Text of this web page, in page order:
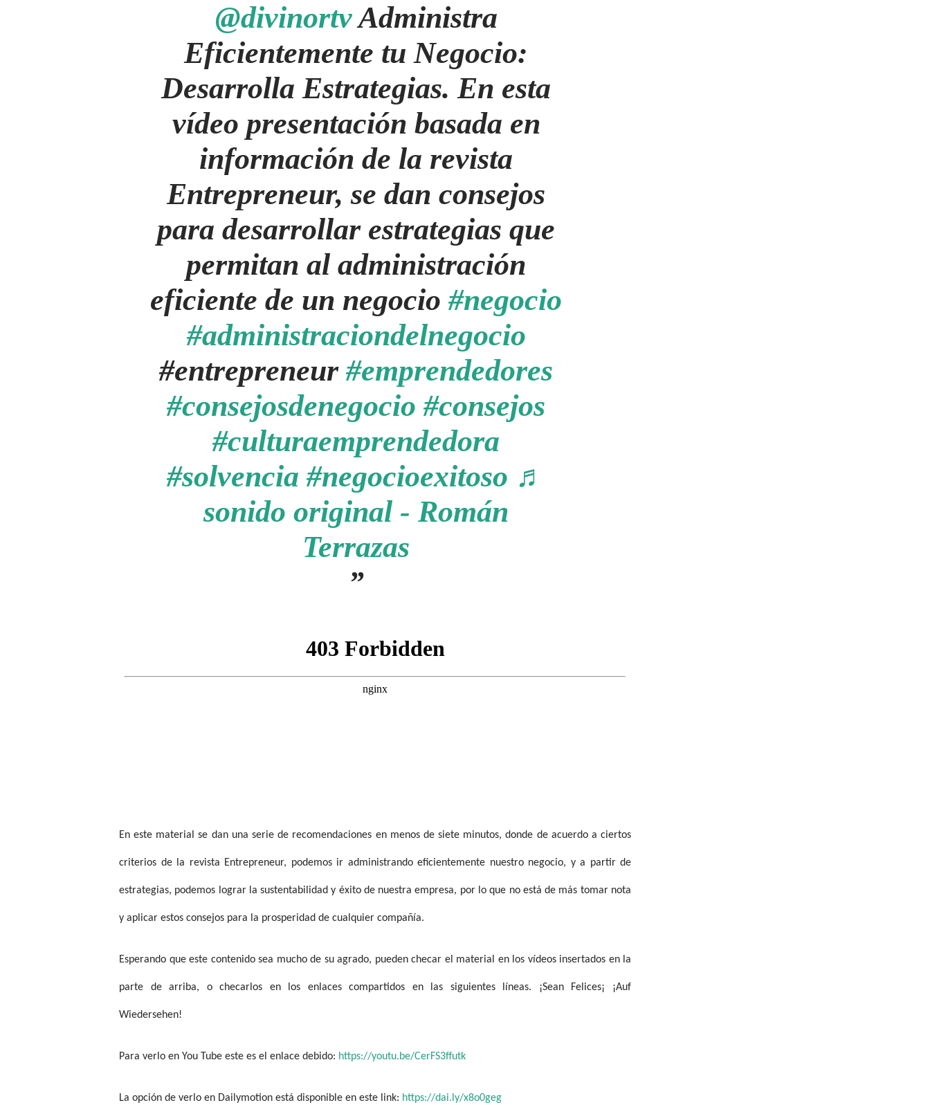
@divinortvAdministra
Eficientemente tu Negocio:
Desarrolla Estrategias. En esta
vídeo presentación basada en
información de la revista
Entrepreneur, se dan consejos
para desarrollar estrategias que
permitan al administración
eficiente de un negocio #negocio
#administraciondelnegocio
#entrepreneur #emprendedores
#consejosdenegocio #consejos
#culturaemprendedora
#solvencia #negocioexitoso ♬
sonido original - Román
Terrazas
En este material se dan una serie de recomendaciones en menos de siete minutos, donde de acuerdo a ciertos
criterios de la revista Entrepreneur, podemos ir administrando eficientemente nuestro negocio, y a partir de
estrategias, podemos lograr la sustentabilidad y éxito de nuestra empresa, por lo que no está de más tomar nota
y aplicar estos consejos para la prosperidad de cualquier compañía.
Esperando que este contenido sea mucho de su agrado, pueden checar el material en los vídeos insertados en la
parte de arriba, o checarlos en los enlaces compartidos en las siguientes líneas. ¡Sean Felices¡ ¡Auf
Wiedersehen!
Para verlo en You Tube este es el enlace debido: https://youtu.be/CerFS3ffutk
La opción de verlo en Dailymotion está disponible en este link: https://dai.ly/x8o0geg